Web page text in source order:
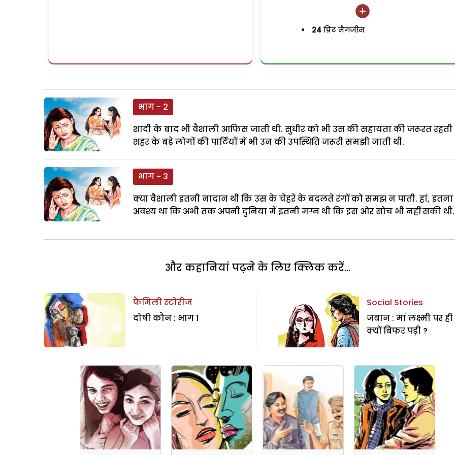
24 प्रिंट मैगजीन
भाग - 2
शादी के बाद भी वैशाली आफिस जाती थी. सुधीर को भी उस की सहायता की जरूरत रहती
शहर के बड़े लोगों की पार्टियों में भी उन की उपस्थिति जरूरी समझी जाती थी.
भाग - 3
क्या वैशाली इतनी नादान थी कि उस के चेहरे के बदलते रंगों को समझ न पाती. हां, इतना
अवश्य था कि अभी तक अपनी दुनिया में इतनी मग्न थी कि इस ओर सोच भी नहीं सकी थी.
और कहानियां पढ़ने के लिए क्लिक करें...
फैमिली स्टोरीज
दोषी कौन : भाग 1
Social Stories
जबान : मां लक्ष्मी पर ही
क्यों बिफर पड़ी ?